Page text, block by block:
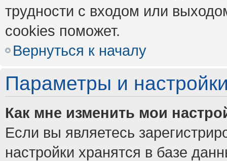
трудности с входом или
cookies поможет.
Вернуться к началу
Параметры и
Как мне изменить мои
Если вы являетесь
настройки хранятся в базе